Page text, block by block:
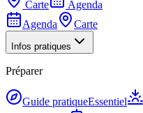
Carte
Agenda
Agenda
Carte
Infos pratiques
Préparer
Guide pratiqueEssentiel